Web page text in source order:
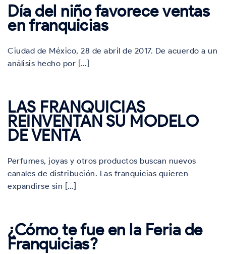
Día del niño favorece ventas
en franquicias
Ciudad de México, 28 de abril de 2017. De acuerdo a un
análisis hecho por […]
LAS FRANQUICIAS
REINVENTAN SU MODELO
DE VENTA
Perfumes, joyas y otros productos buscan nuevos
canales de distribución. Las franquicias quieren
expandirse sin […]
¿Cómo te fue en la Feria de
Franquicias?